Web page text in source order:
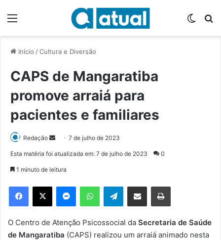
Início /Cultura e Diversão
CAPS de Mangaratiba
promove arraiá para
pacientes e familiares
Redação
d
e
m
e
-
7 de julho de 2023
Esta matéria foi atualizada em: 7 de julho de 2023 0
1 minuto de leitura
Telegram
O Centro de Atenção Psicossocial da Secretaria de Saúde
de Mangaratiba (CAPS) realizou um arraiá animado nesta